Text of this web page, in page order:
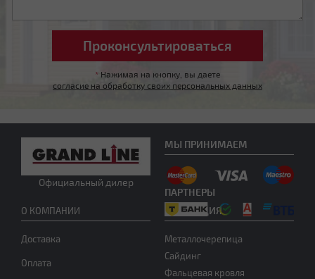
* Нажимая на кнопку, вы даете
согласие на обработку своих персональных данных
Официальный дилер
О КОМПАНИИ
Доставка
Оплата
ПРОДУКЦИЯ
Металлочерепица
Сайдинг
Фальцевая кровля
МЫ ПРИНИМАЕМ
ПАРТНЕРЫ